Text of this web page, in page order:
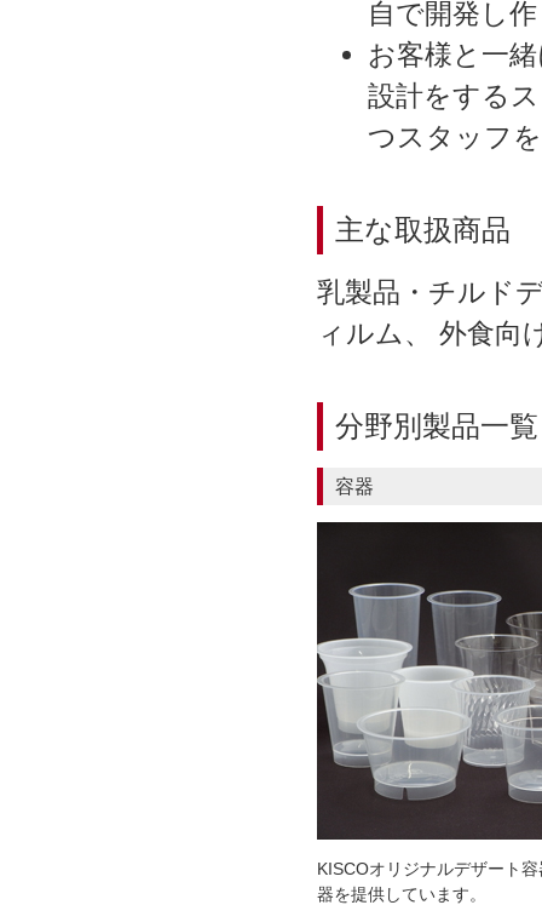
自で開発し
お客様と一
設計をする
つスタッフ
主な取扱商品
乳製品・チルド
ィルム、 外食向
分野別製品一覧
容器
KISCOオリジナルデザート
器を提供しています。